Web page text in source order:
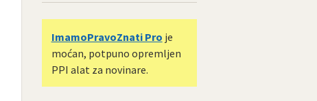
ImamoPravoZnati Pro je
moćan, potpuno opremljen
PPI alat za novinare.